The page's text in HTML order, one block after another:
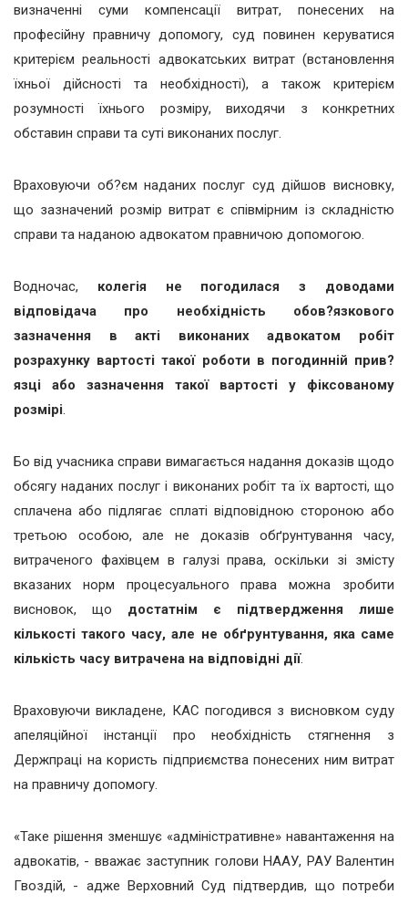
визначенні суми компенсації витрат, понесених на
професійну правничу допомогу, суд повинен керуватися
критерієм реальності адвокатських витрат (встановлення
їхньої дійсності та необхідності), а також критерієм
розумності їхнього розміру, виходячи з конкретних
обставин справи та суті виконаних послуг.
Враховуючи об?єм наданих послуг суд дійшов висновку,
що зазначений розмір витрат є співмірним із складністю
справи та наданою адвокатом правничою допомогою.
Водночас, колегія не погодилася з доводами
відповідача про необхідність обов?язкового
зазначення в акті виконаних адвокатом робіт
розрахунку вартості такої роботи в погодинній прив?
язці або зазначення такої вартості у фіксованому
розмірі.
Бо від учасника справи вимагається надання доказів щодо
обсягу наданих послуг і виконаних робіт та їх вартості, що
сплачена або підлягає сплаті відповідною стороною або
третьою особою, але не доказів обґрунтування часу,
витраченого фахівцем в галузі права, оскільки зі змісту
вказаних норм процесуального права можна зробити
висновок, що достатнім є підтвердження лише
кількості такого часу, але не обґрунтування, яка саме
кількість часу витрачена на відповідні дії.
Враховуючи викладене, КАС погодився з висновком суду
апеляційної інстанції про необхідність стягнення з
Держпраці на користь підприємства понесених ним витрат
на правничу допомогу.
«Таке рішення зменшує «адміністративне» навантаження на
адвокатів, - вважає заступник голови НААУ, РАУ Валентин
Гвоздій, - адже Верховний Суд підтвердив, що потреби